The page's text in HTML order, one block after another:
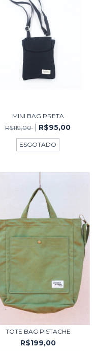
MINI BAG PRETA
R$119,00
R$95,00
ESGOTADO
TOTE BAG PISTACHE
R$199,00